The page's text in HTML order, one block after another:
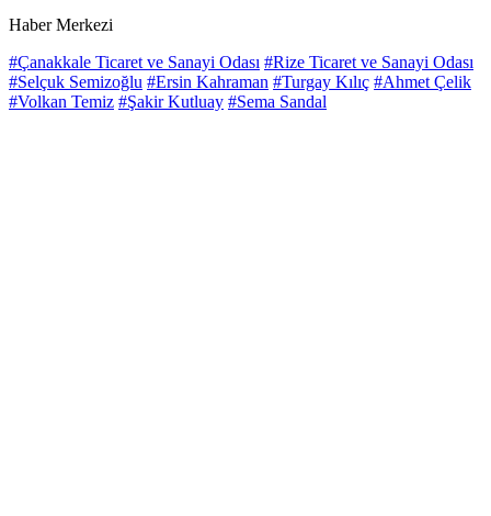
Haber Merkezi
#Çanakkale Ticaret ve Sanayi Odası #Rize Ticaret ve Sanayi Odası
#Selçuk Semizoğlu #Ersin Kahraman #Turgay Kılıç #Ahmet Çelik
#Volkan Temiz #Şakir Kutluay #Sema Sandal